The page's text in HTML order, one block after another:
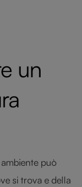
un
può
si trova e della